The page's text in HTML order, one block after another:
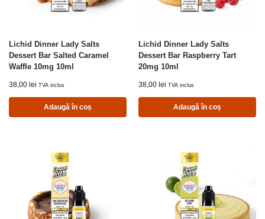
Lichid Dinner Lady Salts
Dessert Bar Salted Caramel
Waffle 10mg 10ml
38,00 lei TVA inclus
Adaugă în coș
Lichid Dinner Lady Salts
Dessert Bar Raspberry Tart
20mg 10ml
38,00 lei TVA inclus
Adaugă în coș